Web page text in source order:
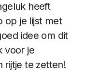
heeft
op je lijst met
idee om dit
voor je
rijtje te zetten!